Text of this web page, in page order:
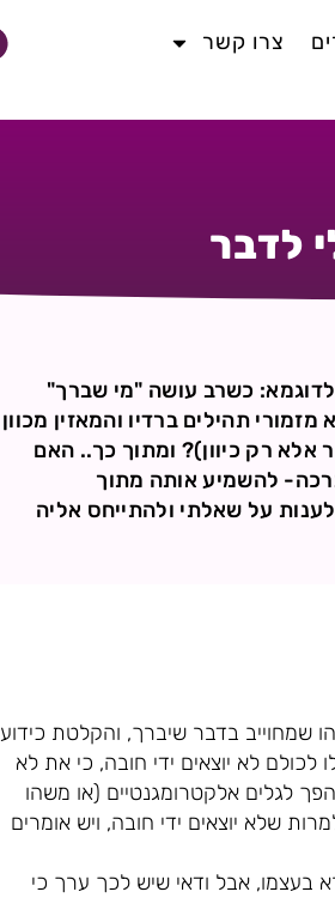
צרו קשר
לדבר
לדוגמא: כשרב עושה "מי שברך"
תהילים ברדיו והמאזין מכוון
רק כיוון)? ומתוך כך.. האם
להשמיע אותה מתוך
על שאלתי ולהתייחס אליה
שמחוייב בדבר שיברך, והקלטת כידוע
לא יוצאים ידי חובה, כי את לא
לגלים אלקטרומגנטיים (או משהו
שלא יוצאים ידי חובה, ויש אומרים
בעצמו, אבל ודאי שיש לכך ערך כי